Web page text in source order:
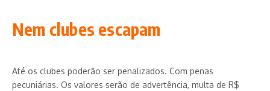
Nem clubes escapam
Até os clubes poderão ser penalizados. Com penas
pecuniárias. Os valores serão de advertência, multa de R$